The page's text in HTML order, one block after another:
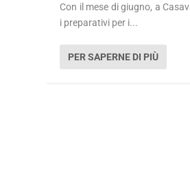
Con il mese di giugno, a
i preparativi per i...
PER SAPERNE DI PIÙ